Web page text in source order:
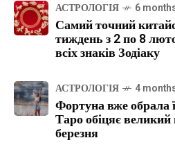
АСТРОЛОГІЯ 6
Самий точний
тиждень з 2 по 8
всіх знаків Зодіаку
АСТРОЛОГІЯ 4
Фортуна вже обрала
Таро обіцяє
березня